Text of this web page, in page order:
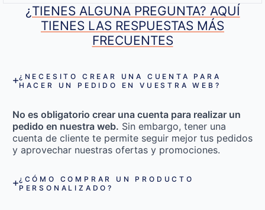
¿TIENES ALGUNA PREGUNTA? AQUÍ
TIENES LAS RESPUESTAS MÁS
FRECUENTES
¿NECESITO CREAR UNA CUENTA PARA
HACER UN PEDIDO EN VUESTRA WEB?
No es obligatorio crear una cuenta para realizar un
pedido en nuestra web. Sin embargo, tener una
cuenta de cliente te permite seguir mejor tus pedidos
y aprovechar nuestras ofertas y promociones.
¿CÓMO COMPRAR UN PRODUCTO
PERSONALIZADO?